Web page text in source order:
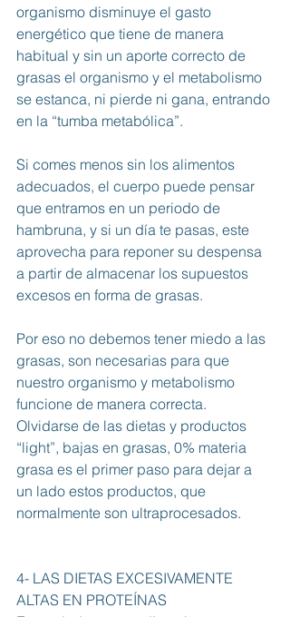
organismo disminuye el gasto
energético que tiene de manera
habitual y sin un aporte correcto de
grasas el organismo y el metabolismo
se estanca, ni pierde ni gana, entrando
en la “tumba metabólica”.
Si comes menos sin los alimentos
adecuados, el cuerpo puede pensar
que entramos en un periodo de
hambruna, y si un día te pasas, este
aprovecha para reponer su despensa
a partir de almacenar los supuestos
excesos en forma de grasas.
Por eso no debemos tener miedo a las
grasas, son necesarias para que
nuestro organismo y metabolismo
funcione de manera correcta.
Olvidarse de las dietas y productos
“light”, bajas en grasas, 0% materia
grasa es el primer paso para dejar a
un lado estos productos, que
normalmente son ultraprocesados.
4- LAS DIETAS EXCESIVAMENTE
ALTAS EN PROTEÍNAS